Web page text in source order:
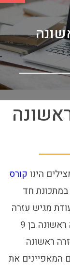
הינו קורס
חד
מגיש עזרה
ראשונה מחויב לעבור קורס ריענון עזרה ראשונה בן 9
ראשונה
המאפיינים את